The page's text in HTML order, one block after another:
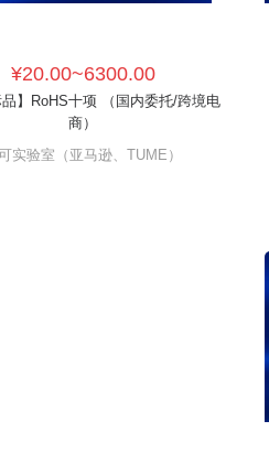
¥20.00~6300.00
品】RoHS十项 （国内委托/跨境电
商）
实验室（亚马逊、TUME）